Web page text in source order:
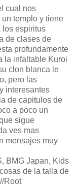
cual nos
templo y tiene
los espiritus
de clases de
profundamente
la infaltable Kuroi
clon blanca le
pero las
interesantes
de capitulos de
a poco un
sigue
ves mas
mensajes muy
BMG Japan, Kids
de la talla de
Root